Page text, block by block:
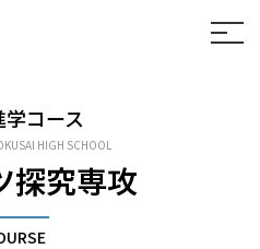
校案内
科紹介
試案内
松本国際中学校
コース
HIGH SCHOOL
探究専攻